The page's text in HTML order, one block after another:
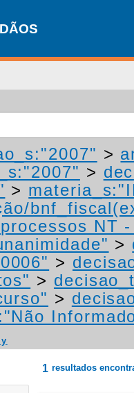
>
>
>
NT
>
>
>
>
1 resultados